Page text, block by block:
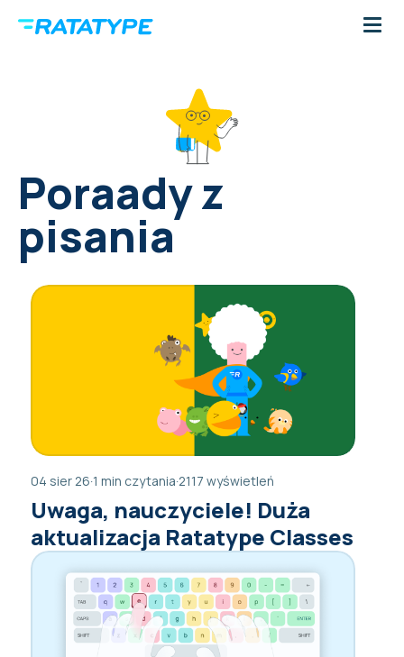
Poraady z
pisania
04 sier 26·1 min czytania·2117 wyświetleń
Uwaga, nauczyciele! Duża
aktualizacja Ratatype Classes